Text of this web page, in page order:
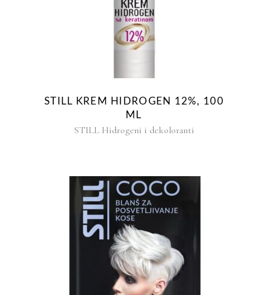
STILL KREM HIDROGEN 12%, 100
ML
STILL Hidrogeni i dekoloranti